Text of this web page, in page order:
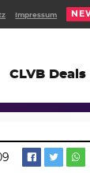
CLVB Deals
Impressum